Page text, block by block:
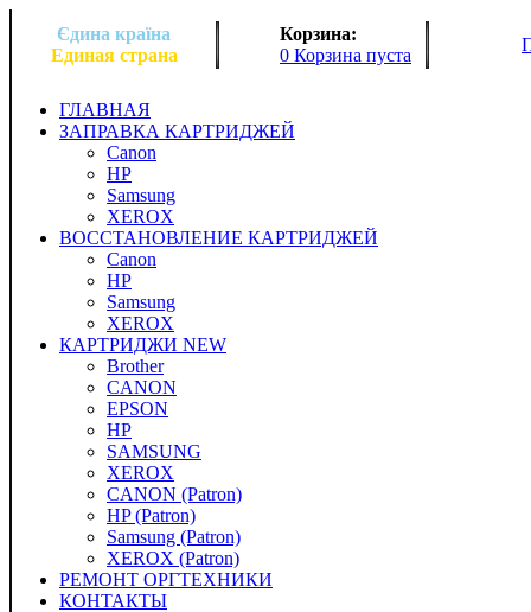
Єдина країна
Единая страна
Корзина:
0 Корзина пуста
ГЛАВНАЯ
ЗАПРАВКА КАРТРИДЖЕЙ
Canon
HP
Samsung
XEROX
ВОССТАНОВЛЕНИЕ КАРТРИДЖЕЙ
Canon
HP
Samsung
XEROX
КАРТРИДЖИ NEW
Brother
CANON
EPSON
HP
SAMSUNG
XEROX
CANON (Patron)
HP (Patron)
Samsung (Patron)
XEROX (Patron)
РЕМОНТ ОРГТЕХНИКИ
КОНТАКТЫ